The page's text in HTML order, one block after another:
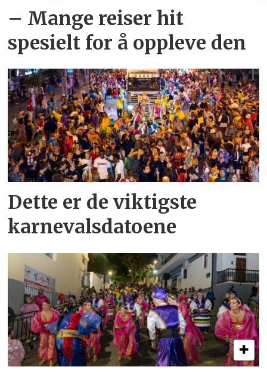
– Mange reiser hit
spesielt for å oppleve den
Dette er de viktigste
karnevalsdatoene